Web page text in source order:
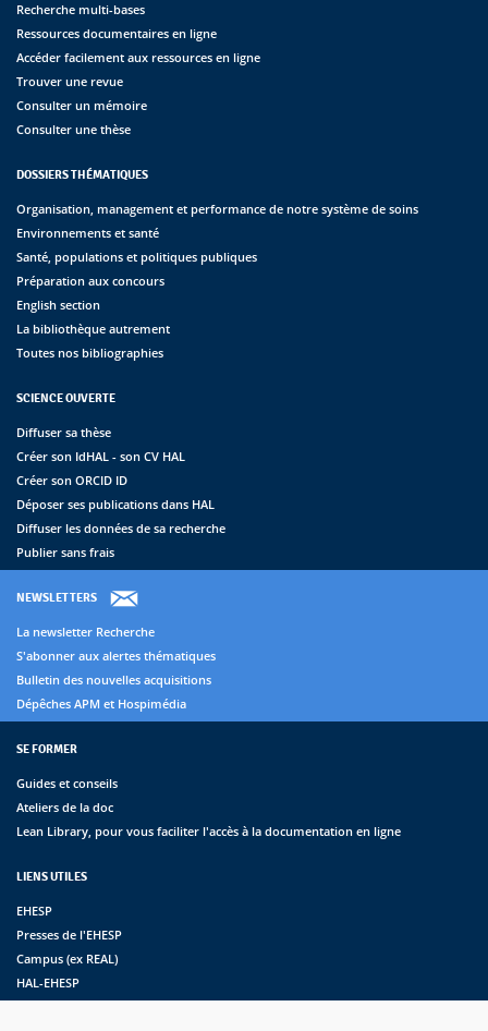
Recherche multi-bases
Ressources documentaires en ligne
Accéder facilement aux ressources en ligne
Trouver une revue
Consulter un mémoire
Consulter une thèse
DOSSIERS THÉMATIQUES
Organisation, management et performance de notre système de soins
Environnements et santé
Santé, populations et politiques publiques
Préparation aux concours
English section
La bibliothèque autrement
Toutes nos bibliographies
SCIENCE OUVERTE
Diffuser sa thèse
Créer son IdHAL - son CV HAL
Créer son ORCID ID
Déposer ses publications dans HAL
Diffuser les données de sa recherche
Publier sans frais
NEWSLETTERS
La newsletter Recherche
S'abonner aux alertes thématiques
Bulletin des nouvelles acquisitions
Dépêches APM et Hospimédia
SE FORMER
Guides et conseils
Ateliers de la doc
Lean Library, pour vous faciliter l'accès à la documentation en ligne
LIENS UTILES
EHESP
Presses de l'EHESP
Campus (ex REAL)
HAL-EHESP